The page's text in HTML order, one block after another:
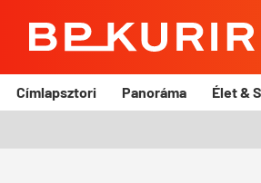
Kurír
Címlapsztori Panoráma Élet &